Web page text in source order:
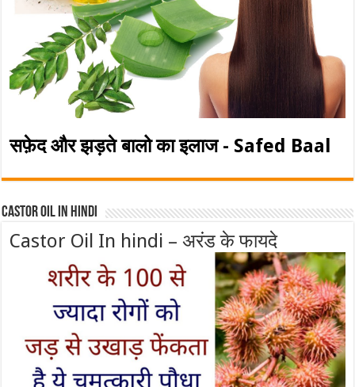
सफ़ेद और झड़ते बालो का इलाज - Safed Baal
Castor Oil In Hindi
Castor Oil In hindi – अरंड के फायदे